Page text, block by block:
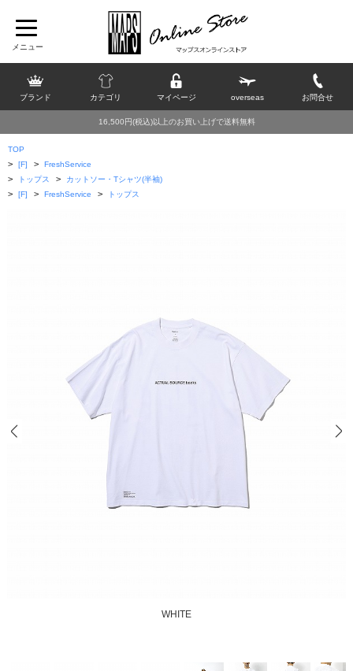
ブランド カテゴリ マイページ overseas お問合せ
16,500円(税込)以上のお買い上げで送料無料
TOP
> [F] > FreshService
> トップス > カットソー・Tシャツ(半袖)
> [F] > FreshService > トップス
WHITE